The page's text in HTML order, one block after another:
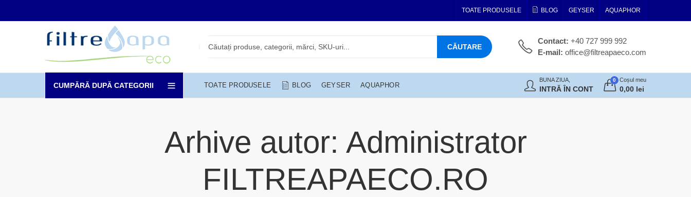
TOATE PRODUSELE BLOG GEYSER AQUAPHOR
CĂUTARE
Contact: +40 727 999 992
E-mail: office@filtreapaeco.com
CUMPĂRĂ DUPĂ CATEGORII TOATE PRODUSELE BLOG GEYSER AQUAPHOR
BUNA ZIUA,
INTRĂ ÎN CONT
0 Coșul meu
0,00 lei
Arhive autor: Administrator
FILTREAPAECO.RO